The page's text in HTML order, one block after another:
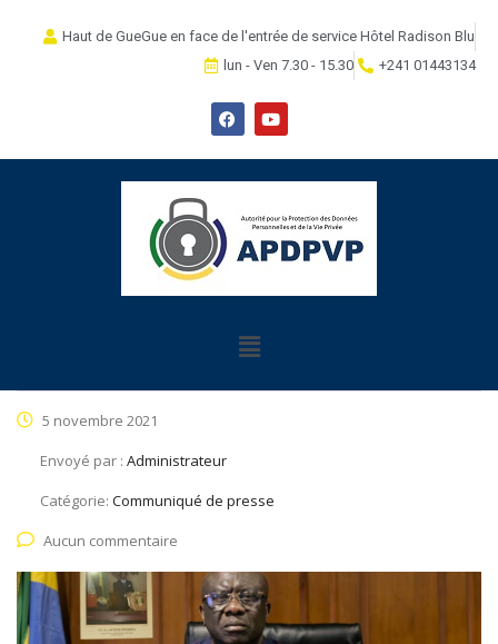
Haut de GueGue en face de l'entrée de service Hôtel Radison Blu
lun - Ven 7.30 - 15.30
+241 01443134
5 novembre 2021
Envoyé par : Administrateur
Catégorie: Communiqué de presse
Aucun commentaire